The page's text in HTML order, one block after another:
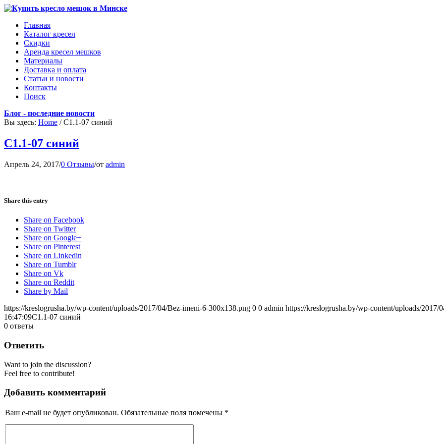
Главная
Каталог кресел
Скидки
Аренда кресел мешков
Материалы
Доставка и оплата
Статьи и новости
Контакты
Поиск
Блог - последние новости
Вы здесь: Home / С1.1-07 синий
С1.1-07 синий
Апрель 24, 2017/0 Отзывы/от admin
Share this entry
Share on Facebook
Share on Twitter
Share on Google+
Share on Pinterest
Share on Linkedin
Share on Tumblr
Share on Vk
Share on Reddit
Share by Mail
https://kreslogrusha.by/wp-content/uploads/2017/04/Bez-imeni-6-300x138.png 0 0 admin https://kreslogrusha.by/wp-content/uploads/2017/
16:47:09С1.1-07 синий
0 ответы
Ответить
Want to join the discussion?
Feel free to contribute!
Добавить комментарий
Ваш e-mail не будет опубликован. Обязательные поля помечены *